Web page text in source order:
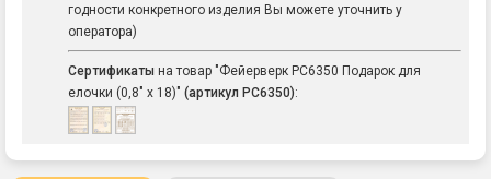
годности конкретного изделия Вы можете уточнить у
оператора)
Сертификаты на товар "Фейерверк РС6350 Подарок для
елочки (0,8" х 18)" (артикул РС6350):